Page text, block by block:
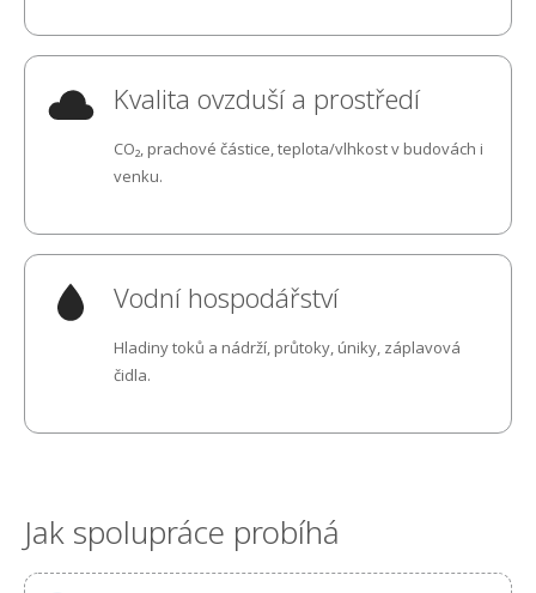
Kvalita ovzduší a prostředí
CO₂, prachové částice, teplota/vlhkost v budovách i
venku.
Vodní hospodářství
Hladiny toků a nádrží, průtoky, úniky, záplavová
čidla.
Jak spolupráce probíhá